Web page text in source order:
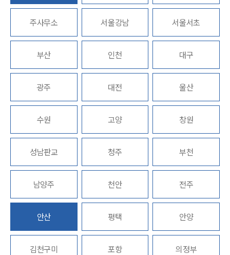
업무사례
사례분석/최신동향
법률정보
법률지식인
고객후기
업무분야
전체
구성원 소개
소식/자료
주사무소 서울강남 서울서초
부산 인천 대구
광주 대전 울산
수원 고양 창원
성남판교 청주 부천
남양주 천안 전주
안산 평택 안양
김천구미 포항 의정부